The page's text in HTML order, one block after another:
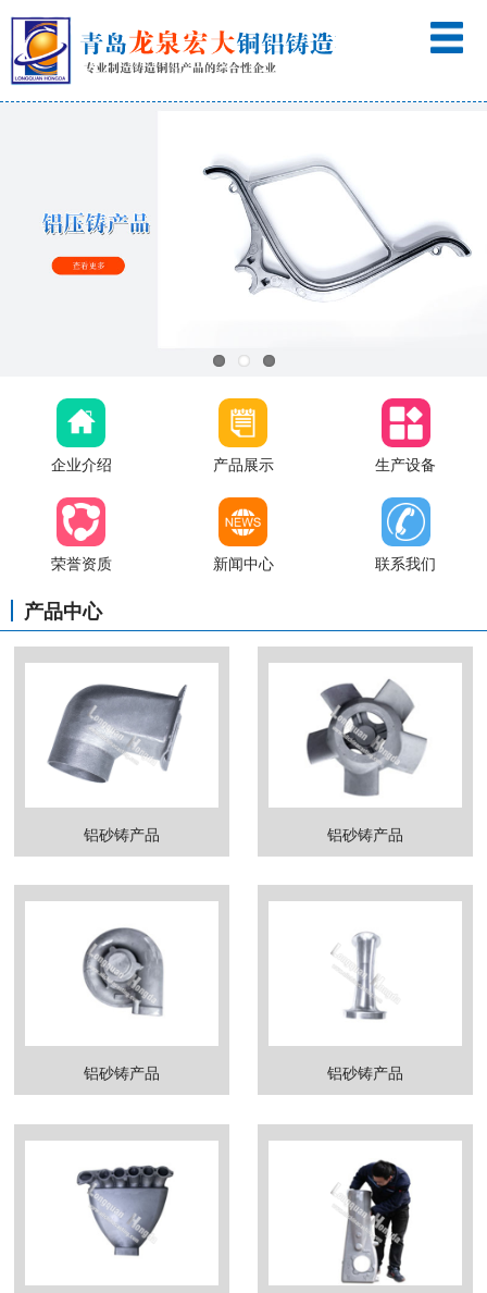
企业介绍 产品展示 生产设备
荣誉资质 新闻中心 联系我们
产品中心
铝砂铸产品 铝砂铸产品
铝砂铸产品 铝砂铸产品